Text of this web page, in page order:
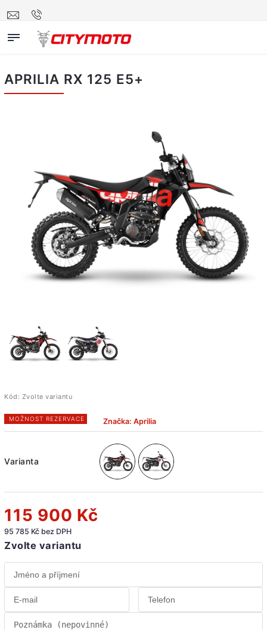
APRILIA RX 125 E5+
Kód: Zvolte variantu
MOŽNOST REZERVACE Značka: Aprilia
Varianta
115 900 Kč
95 785 Kč bez DPH
Zvolte variantu